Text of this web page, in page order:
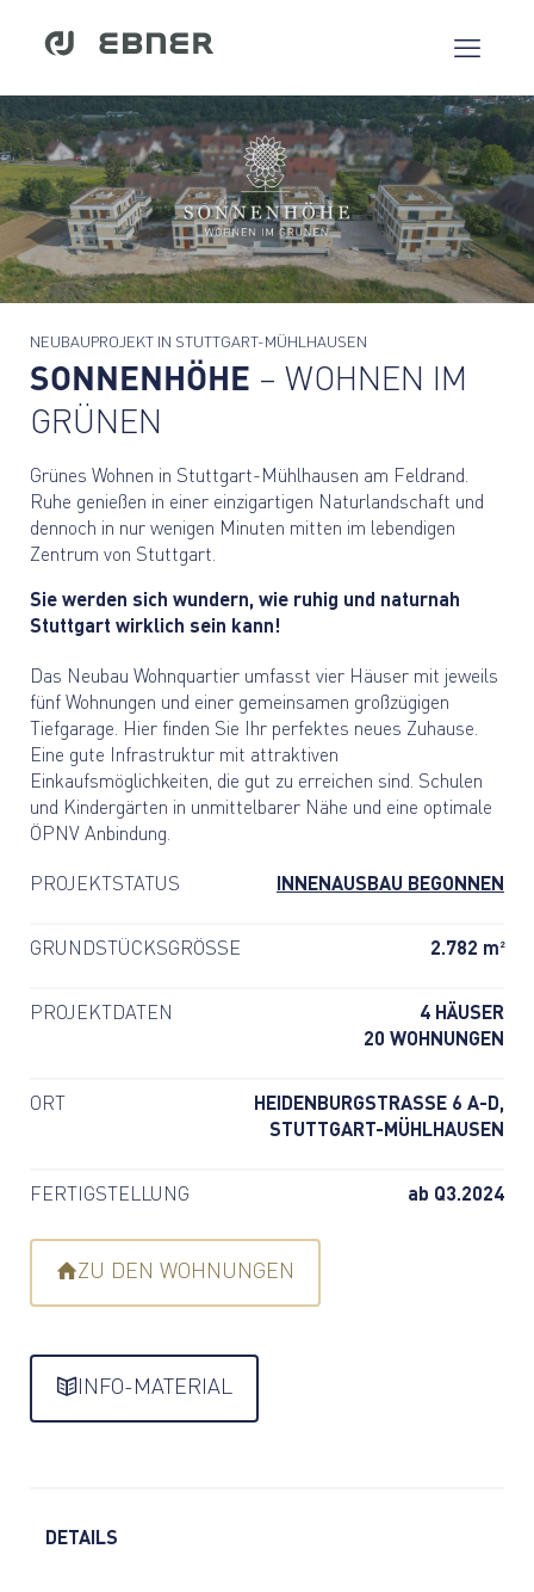
NEUBAUPROJEKT IN STUTTGART-MÜHLHAUSEN
SONNENHÖHE – WOHNEN IM
GRÜNEN
Grünes Wohnen in Stuttgart-Mühlhausen am Feldrand.
Ruhe genießen in einer einzigartigen Naturlandschaft und
dennoch in nur wenigen Minuten mitten im lebendigen
Zentrum von Stuttgart.
Sie werden sich wundern, wie ruhig und naturnah
Stuttgart wirklich sein kann!
Das Neubau Wohnquartier umfasst vier Häuser mit jeweils
fünf Wohnungen und einer gemeinsamen großzügigen
Tiefgarage. Hier finden Sie Ihr perfektes neues Zuhause.
Eine gute Infrastruktur mit attraktiven
Einkaufsmöglichkeiten, die gut zu erreichen sind. Schulen
und Kindergärten in unmittelbarer Nähe und eine optimale
ÖPNV Anbindung.
PROJEKTSTATUS INNENAUSBAU BEGONNEN
GRUNDSTÜCKSGRÖSSE 2.782 m 2
PROJEKTDATEN
4 HÄUSER
20 WOHNUNGEN
ORT
HEIDENBURGSTRASSE 6 A-D,
STUTTGART-MÜHLHAUSEN
FERTIGSTELLUNG ab Q3.2024
ZU DEN WOHNUNGEN
INFO-MATERIAL
DETAILS